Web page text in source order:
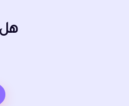
هل تبحث عن